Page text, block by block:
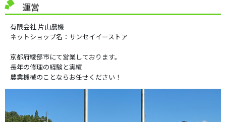
運営
有限会社 片山農機
ネットショップ名：サンセイイーストア
京都府綾部市にて営業しております。
長年の修理の経験と実績
農業機械のことならお任せください！